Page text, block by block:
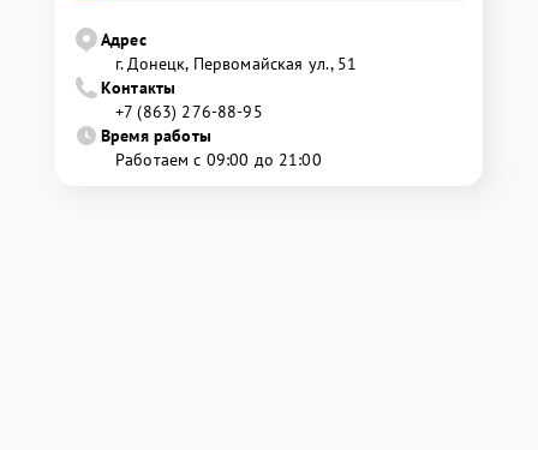
Адрес
г. Донецк, Первомайская ул., 51
Контакты
+7 (863) 276-88-95
Время работы
Работаем с 09:00 до 21:00